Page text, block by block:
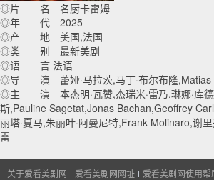
◎片 名 名厨卡雷姆
◎年 代 2025
◎产 地 美国,法国
◎类 别 最新美剧
◎语 言 法语
◎导 演 蕾娅·马拉茨,马丁·布尔布隆,Matias
◎主 演 本杰明·瓦赞,杰瑞米·雷乃,琳娜·库德
斯,Pauline Sagetat,Jonas Bachan,Geoffrey
丽塔·夏马,朱丽叶·阿曼尼特,Frank Molinaro,谢
雷
关于爱看美剧网 爱看美剧网网址
爱看美剧网使用帮